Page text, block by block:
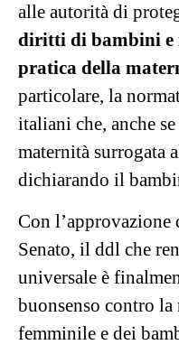
alle autorità di
diritti di bambini e
pratica della
particolare, la
italiani che, anche
maternità surrogata
dichiarando il
Con
Senato, il ddl che
universale è
buonsenso contro
femminile e dei